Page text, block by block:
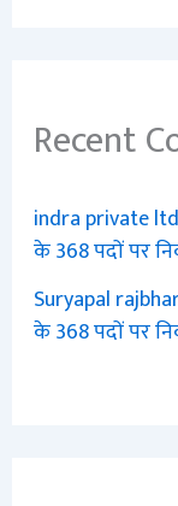
Recent
indra private ltd
के 368 पदों पर
Suryapal
के 368 पदों पर